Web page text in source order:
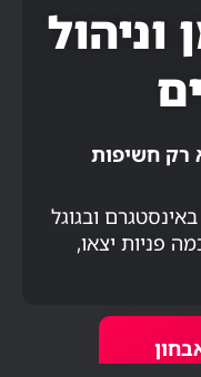
רק חשיפות
ובגוגל
פניות יצאו,